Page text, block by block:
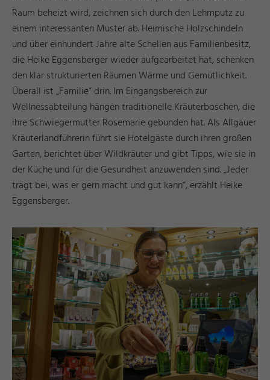
Raum beheizt wird, zeichnen sich durch den Lehmputz zu
einem interessanten Muster ab. Heimische Holzschindeln
und über einhundert Jahre alte Schellen aus Familienbesitz,
die Heike Eggensberger wieder aufgearbeitet hat, schenken
den klar strukturierten Räumen Wärme und Gemütlichkeit.
Überall ist „Familie“ drin. Im Eingangsbereich zur
Wellnessabteilung hängen traditionelle Kräuterboschen, die
ihre Schwiegermutter Rosemarie gebunden hat. Als Allgäuer
Kräuterlandführerin führt sie Hotelgäste durch ihren großen
Garten, berichtet über Wildkräuter und gibt Tipps, wie sie in
der Küche und für die Gesundheit anzuwenden sind. „Jeder
trägt bei, was er gern macht und gut kann“, erzählt Heike
Eggensberger.